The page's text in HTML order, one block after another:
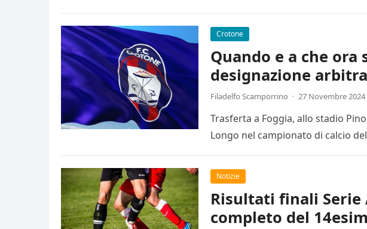
Crotone
Quando e a che ora
designazione
Filadelfo Scamporrino · 27 Novembre 2024
Trasferta a Foggia, allo stadio
Longo nel campionato di calcio
Notizie
Risultati finali Serie
completo del